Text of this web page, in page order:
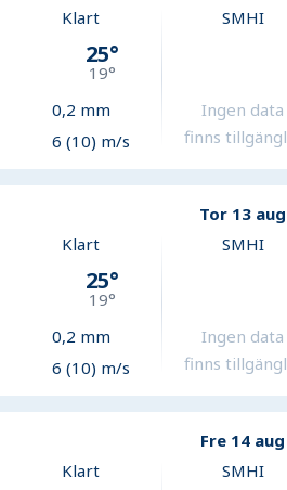
Klart
25°
19°
0,2 mm
6 (10) m/s
SMHI
Ingen data
finns
Tor 13 aug
Klart
25°
19°
0,2 mm
6 (10) m/s
SMHI
Ingen data
finns
Fre 14 aug
Klart
SMHI